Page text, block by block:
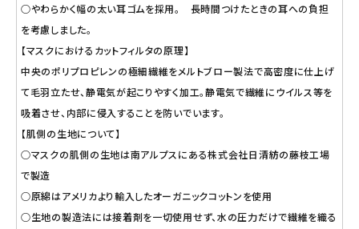
○やわらかく幅の太い耳ゴムを採用。 長時間つけたときの耳への負担
を考慮しました。
【マスクにおけるカットフィルタの原理】
中央のポリプロピレンの極細繊維をメルトブロー製法で高密度に仕上げ
て毛羽立たせ、静電気が起こりやすく加工。静電気で繊維にウイルス等を
吸着させ、内部に侵入することを防いでいます。
【肌側の生地について】
○マスクの肌側の生地は南アルプスにある株式会社日清紡の藤枝工場
で製造
○原綿はアメリカより輸入したオーガニックコットンを使用
○生地の製造法には接着剤を一切使用せず、水の圧力だけで繊維を織る